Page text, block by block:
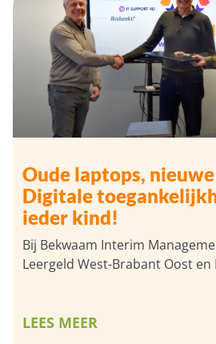
Oude laptops,
Digitale
ieder kind!
Bij Bekwaam Interim
Leergeld West-Brabant Oost en
LEES MEER